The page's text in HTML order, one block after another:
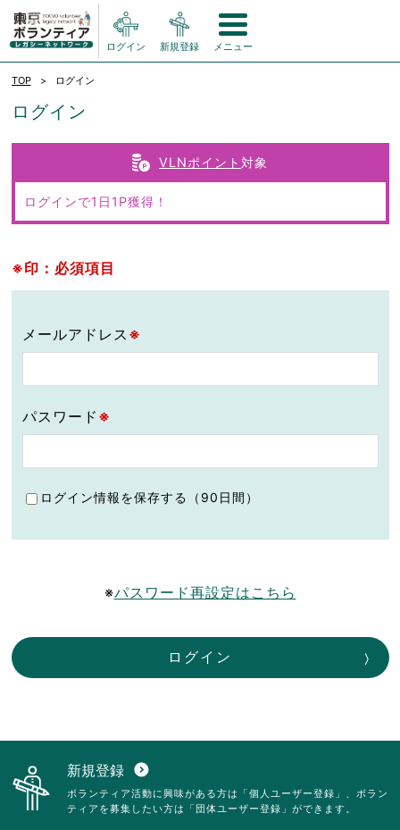
ログイン 新規登録 メニュー
TOP ログイン
ログイン
VLNポイント 対象
ログインで1日1P獲得！
※印：必須項目
メールアドレス ※
パスワード ※
ログイン情報を保存する（90日間）
※パスワード再設定はこちら
ログイン
新規登録 expand_circle_down
ボランティア活動に興味がある方は「個人ユーザー登録」、ボラン
ティアを募集したい方は「団体ユーザー登録」ができます。